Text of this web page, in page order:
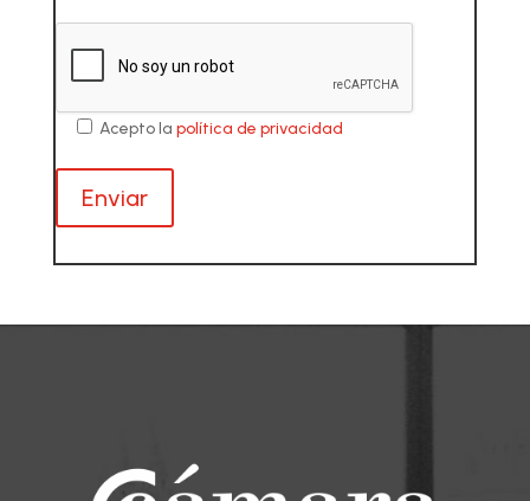
Acepto la política de privacidad